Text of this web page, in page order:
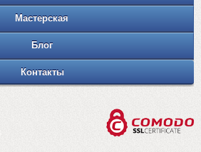
Мастерская
Блог
Контакты